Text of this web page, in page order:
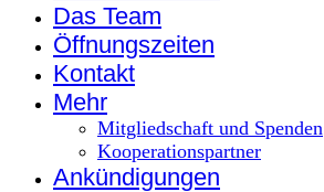
Das Team
Öffnungszeiten
Kontakt
Mehr
Mitgliedschaft und Spenden
Kooperationspartner
Ankündigungen